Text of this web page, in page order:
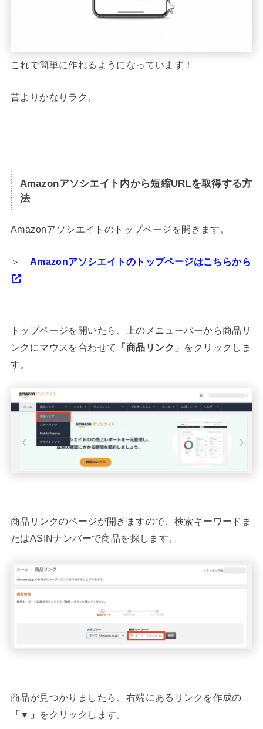
これで簡単に作れるようになっています！
昔よりかなりラク。
Amazonアソシエイト内から短縮URLを取得する方
法
Amazonアソシエイトのトップページを開きます。
＞ Amazonアソシエイトのトップページはこちらから
トップページを開いたら、上のメニューバーから商品リ
ンクにマウスを合わせて
「商品リンク」 をクリックしま
す。
商品リンクのページが開きますので、検索キーワードま
たはASINナンバーで商品を探します。
商品が見つかりましたら、右端にあるリンクを作成の
「▼」
をクリックします。